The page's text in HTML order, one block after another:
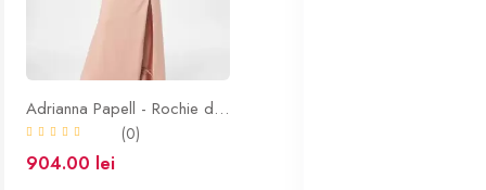
Adrianna Papell - Rochie de seară roz
(0)
904.00 lei